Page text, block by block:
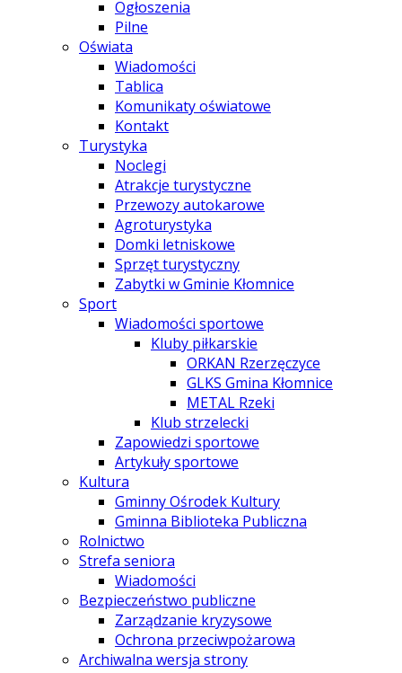
Ogłoszenia
Pilne
Oświata
Wiadomości
Tablica
Komunikaty oświatowe
Kontakt
Turystyka
Noclegi
Atrakcje turystyczne
Przewozy autokarowe
Agroturystyka
Domki letniskowe
Sprzęt turystyczny
Zabytki w Gminie Kłomnice
Sport
Wiadomości sportowe
Kluby piłkarskie
ORKAN Rzerzęczyce
GLKS Gmina Kłomnice
METAL Rzeki
Klub strzelecki
Zapowiedzi sportowe
Artykuły sportowe
Kultura
Gminny Ośrodek Kultury
Gminna Biblioteka Publiczna
Rolnictwo
Strefa seniora
Wiadomości
Bezpieczeństwo publiczne
Zarządzanie kryzysowe
Ochrona przeciwpożarowa
Archiwalna wersja strony